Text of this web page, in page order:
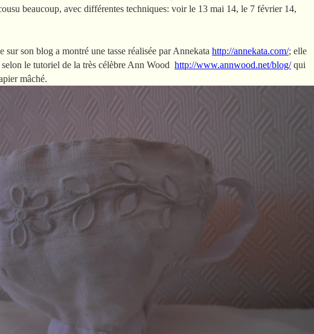
beaucoup, avec différentes techniques: voir le 13 mai 14, le 7 février 14,
sur son blog a montré une tasse réalisée par Annekata http://annekata.com/; elle
selon le tutoriel de la très célèbre Ann Wood http://www.annwood.net/blog/qui
mâché.